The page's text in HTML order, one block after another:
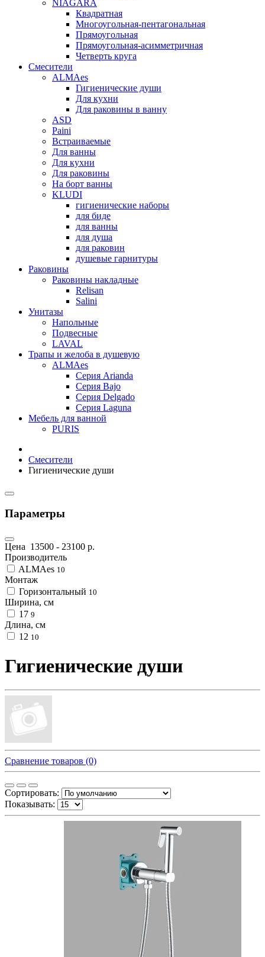
NIAGARA
Квадратная
Многоугольная-пентагональная
Прямоугольная
Прямоугольная-асимметричная
Четверть круга
Смесители
ALMAes
Гигиенические души
Для кухни
Для раковины в ванну
ASD
Paini
Встраиваемые
Для ванны
Для кухни
Для раковины
На борт ванны
KLUDI
гигиенические наборы
для биде
для ванны
для душа
для раковин
душевые гарнитуры
Раковины
Раковины накладные
Relisan
Salini
Унитазы
Напольные
Подвесные
LAVAL
Трапы и желоба в душевую
ALMAes
Серия Arianda
Серия Bajo
Серия Delgado
Серия Laguna
Мебель для ванной
PURIS
Смесители
Гигиенические души
Параметры
Цена 13500 - 23100 р.
Производитель
ALMAes 10
Монтаж
Горизонтальный 10
Ширина, см
17 9
Длина, см
12 10
Гигиенические души
Сравнение товаров (0)
Сортировать:
Показывать: